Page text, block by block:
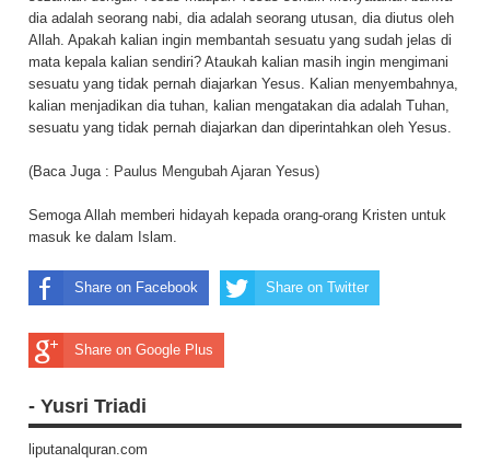
dia adalah seorang nabi, dia adalah seorang utusan, dia diutus oleh
Allah. Apakah kalian ingin membantah sesuatu yang sudah jelas di
mata kepala kalian sendiri? Ataukah kalian masih ingin mengimani
sesuatu yang tidak pernah diajarkan Yesus. Kalian menyembahnya,
kalian menjadikan dia tuhan, kalian mengatakan dia adalah Tuhan,
sesuatu yang tidak pernah diajarkan dan diperintahkan oleh Yesus.
(Baca Juga : Paulus Mengubah Ajaran Yesus)
Semoga Allah memberi hidayah kepada orang-orang Kristen untuk
masuk ke dalam Islam.
Share on Facebook Share on Twitter
Share on Google Plus
- Yusri Triadi
liputanalquran.com